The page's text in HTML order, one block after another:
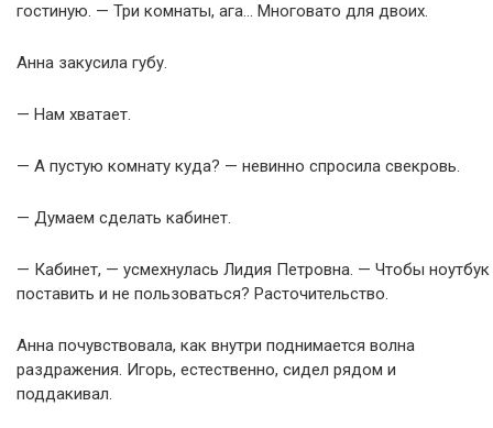
гостиную. — Три комнаты, ага… Многовато для двоих.
Анна закусила губу.
— Нам хватает.
— А пустую комнату куда? — невинно спросила свекровь.
— Думаем сделать кабинет.
— Кабинет, — усмехнулась Лидия Петровна. — Чтобы ноутбук
поставить и не пользоваться? Расточительство.
Анна почувствовала, как внутри поднимается волна
раздражения. Игорь, естественно, сидел рядом и
поддакивал.